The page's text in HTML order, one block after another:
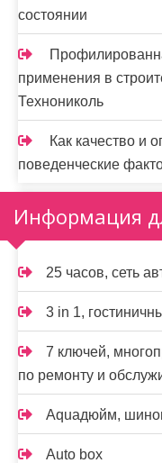
состоянии
применения в
Технониколь
Как качество и
поведенческие
Информация
25 часов, сеть
3 in 1,
7 ключей,
по ремонту и
Aquaдюйм,
Auto box